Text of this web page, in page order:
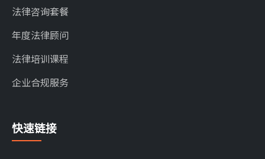
法律咨询套餐
年度法律顾问
法律培训课程
企业合规服务
快速链接